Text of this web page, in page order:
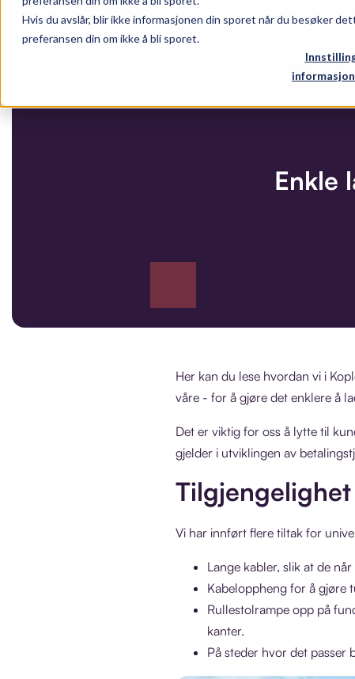
Hvis du avslår, blir ikke informasjonen din sporet når du besøker
preferansen din om ikke å bli sporet.
Enkle
Her kan du lese hvordan vi i
våre - for å gjøre det enklere å
Det er viktig for oss å lytte til
gjelder i utviklingen av
Vi har innført flere tiltak for
Lange kabler, slik at de
Kabeloppheng for å gjøre
Rullestolrampe opp på
kanter.
På steder hvor det passer